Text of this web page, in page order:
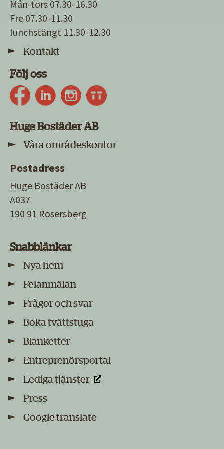
Mån-tors 07.30-16.30
Fre 07.30-11.30
lunchstängt 11.30-12.30
Kontakt
Följ oss
Huge Bostäder AB
Våra områdeskontor
Postadress
Huge Bostäder AB
A037
190 91 Rosersberg
Snabblänkar
Nya hem
Felanmälan
Frågor och svar
Boka tvättstuga
Blanketter
Entreprenörsportal
Lediga tjänster
Press
Google translate